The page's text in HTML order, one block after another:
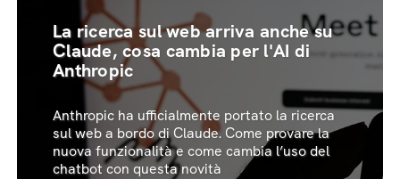
La ricerca sul web arriva anche su
Claude, cosa cambia per l'AI di
Anthropic
Anthropic ha ufficialmente portato la ricerca
sul web a bordo di Claude. Come provare la
nuova funzionalità e come cambia l’uso del
chatbot con questa novità